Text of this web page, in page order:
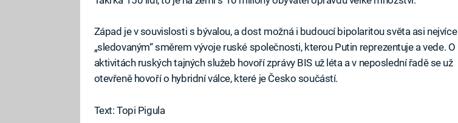
Západ je v souvislosti s bývalou, a dost možná i budoucí bipolaritou světa asi nejvíce
„sledovaným“ směrem vývoje ruské společnosti, kterou Putin reprezentuje a vede. O
aktivitách ruských tajných služeb hovoří zprávy BIS už léta a v neposlední řadě se už
otevřeně hovoří o hybridní válce, které je Česko součástí.
Text: Topi Pigula